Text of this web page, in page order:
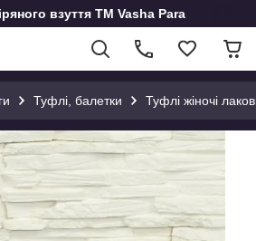
взуття ТМ Vasha Para
Туфлі, балетки Туфлі жіночі